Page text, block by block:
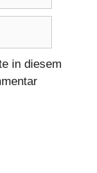
in diesem